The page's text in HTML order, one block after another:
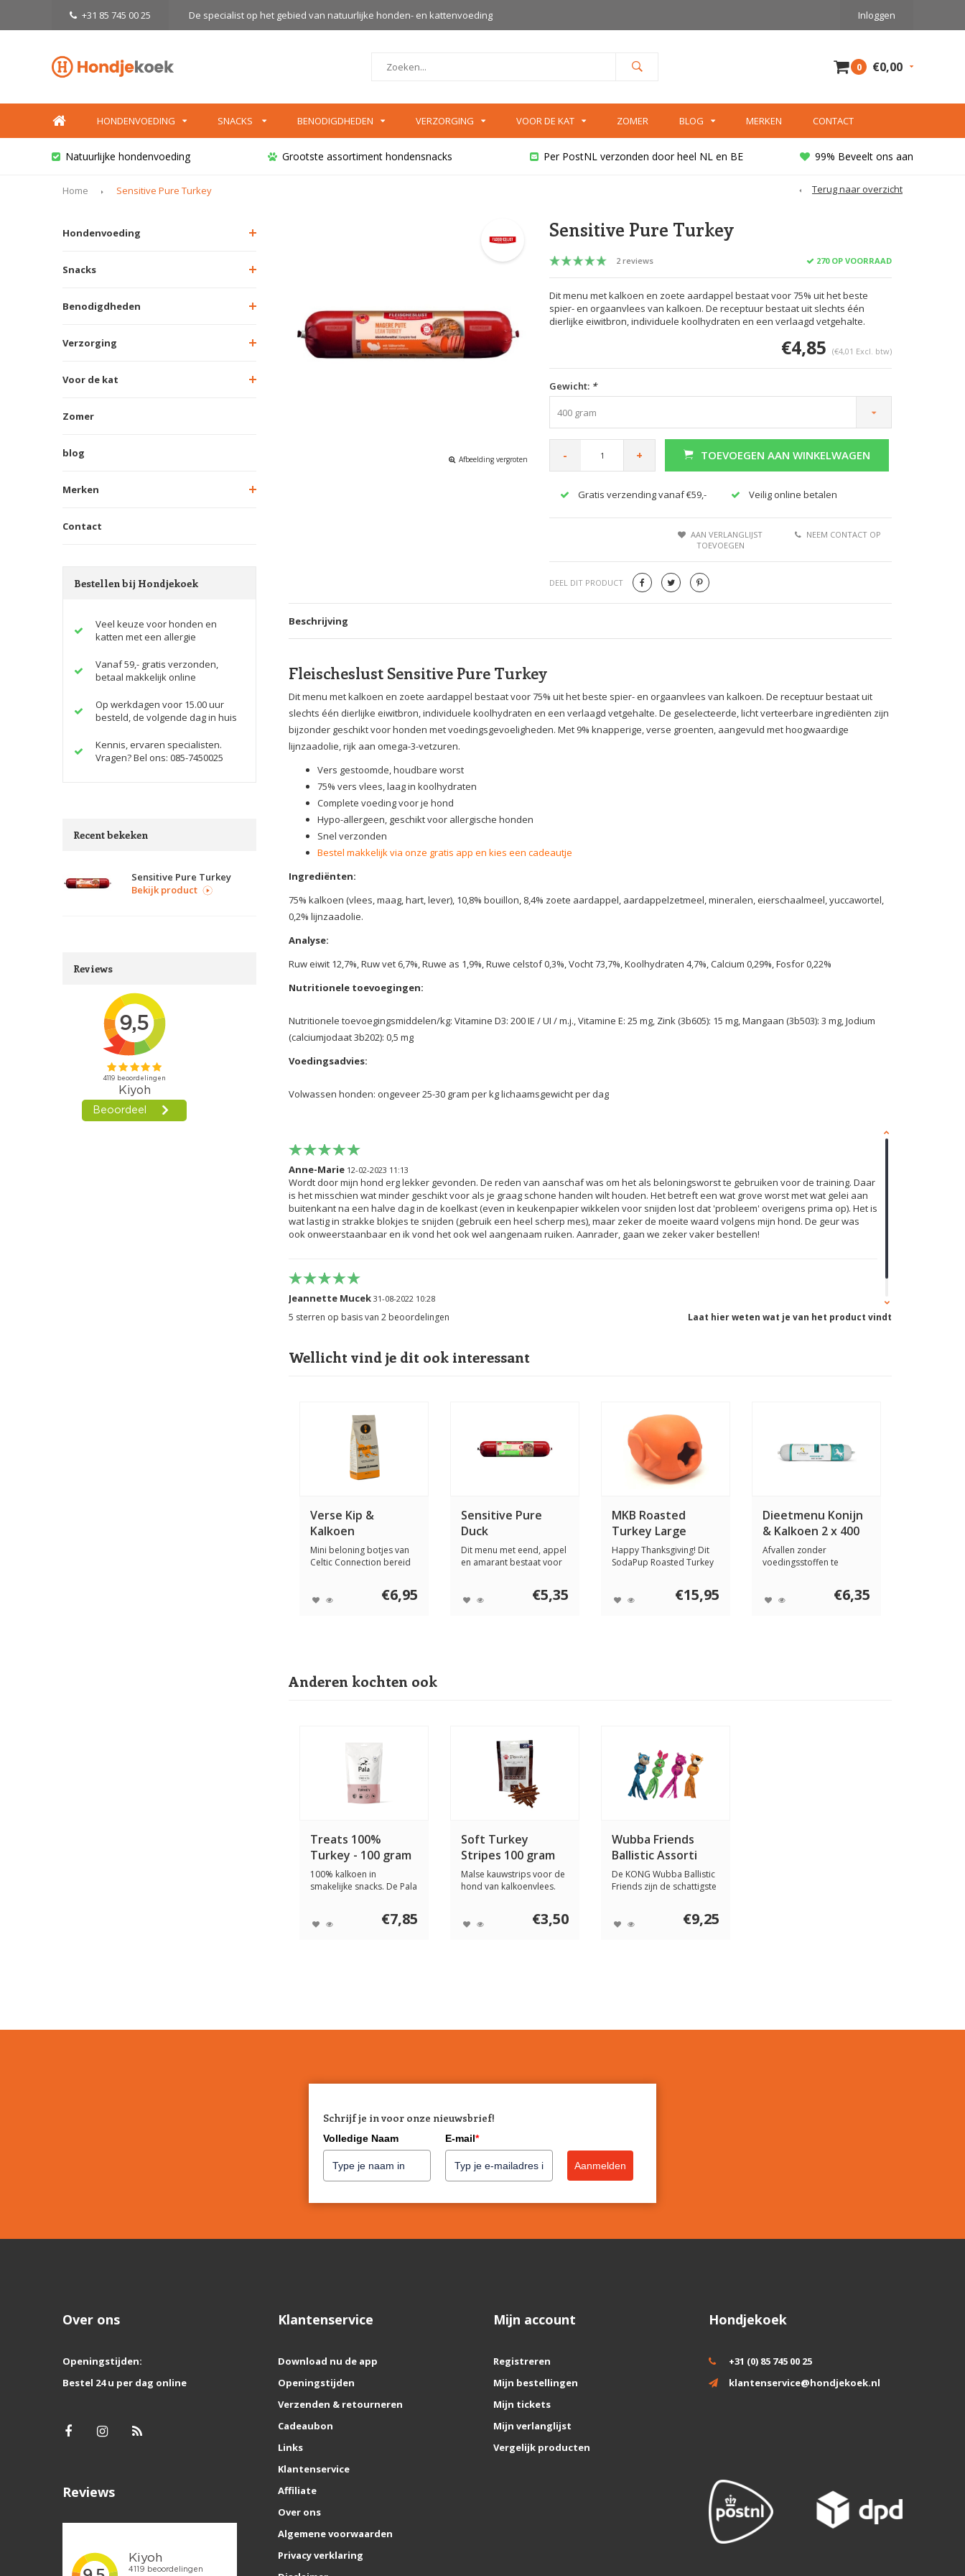
+31 85 745 00 25 De specialist op het gebied van natuurlijke honden- en kattenvoeding Inloggen
0 €0,00
HONDENVOEDING SNACKS BENODIGDHEDEN VERZORGING VOOR DE KAT ZOMER BLOG MERKEN CONTACT
Natuurlijke hondenvoeding Grootste assortiment hondensnacks Per PostNL verzonden door heel NL en BE 99% Beveelt ons aan
Home Sensitive Pure Turkey Terug naar overzicht
Hondenvoeding
Snacks
Benodigdheden
Verzorging
Voor de kat
Zomer
blog
Merken
Contact
Bestellen bij Hondjekoek
Veel keuze voor honden en
katten met een allergie
Vanaf 59,- gratis verzonden,
betaal makkelijk online
Op werkdagen voor 15.00 uur
besteld, de volgende dag in huis
Kennis, ervaren specialisten.
Vragen? Bel ons: 085-7450025
Recent bekeken
Sensitive Pure Turkey
Bekijk product
Reviews
Afbeelding vergroten
Sensitive Pure Turkey
2 reviews 270 OP VOORRAAD
Dit menu met kalkoen en zoete aardappel bestaat voor 75% uit het beste
spier- en orgaanvlees van kalkoen. De receptuur bestaat uit slechts één
dierlijke eiwitbron, individuele koolhydraten en een verlaagd vetgehalte.
€4,85 (€4,01 Excl. btw)
Gewicht: *
400 gram
- + TOEVOEGEN AAN WINKELWAGEN
Gratis verzending vanaf €59,- Veilig online betalen
AAN VERLANGLIJST
TOEVOEGEN
NEEM CONTACT OP
DEEL DIT PRODUCT
Beschrijving
Fleischeslust Sensitive Pure Turkey
Dit menu met kalkoen en zoete aardappel bestaat voor 75% uit het beste spier- en orgaanvlees van kalkoen. De receptuur bestaat uit
slechts één dierlijke eiwitbron, individuele koolhydraten en een verlaagd vetgehalte. De geselecteerde, licht verteerbare ingrediënten zijn
bijzonder geschikt voor honden met voedingsgevoeligheden. Met 9% knapperige, verse groenten, aangevuld met hoogwaardige
lijnzaadolie, rijk aan omega-3-vetzuren.
Vers gestoomde, houdbare worst
75% vers vlees, laag in koolhydraten
Complete voeding voor je hond
Hypo-allergeen, geschikt voor allergische honden
Snel verzonden
Bestel makkelijk via onze gratis app en kies een cadeautje
Ingrediënten:
75% kalkoen (vlees, maag, hart, lever), 10,8% bouillon, 8,4% zoete aardappel, aardappelzetmeel, mineralen, eierschaalmeel, yuccawortel,
0,2% lijnzaadolie.
Analyse:
Ruw eiwit 12,7%, Ruw vet 6,7%, Ruwe as 1,9%, Ruwe celstof 0,3%, Vocht 73,7%, Koolhydraten 4,7%, Calcium 0,29%, Fosfor 0,22%
Nutritionele toevoegingen:
Nutritionele toevoegingsmiddelen/kg: Vitamine D3: 200 IE / UI / m.j., Vitamine E: 25 mg, Zink (3b605): 15 mg, Mangaan (3b503): 3 mg, Jodium
(calciumjodaat 3b202): 0,5 mg
Voedingsadvies:
Volwassen honden: ongeveer 25-30 gram per kg lichaamsgewichtper dag
Anne-Marie 12-02-2023 11:13
Wordt door mijn hond erg lekker gevonden. De reden van aanschaf was om het als beloningsworst te gebruiken voor de training. Daar
is het misschien wat minder geschikt voor als je graag schone handen wilt houden. Het betreft een wat grove worst met wat gelei aan
buitenkant na een halve dag in de koelkast (even in keukenpapier wikkelen voor snijden lost dat 'probleem' overigens prima op). Het is
wat lastig in strakke blokjes te snijden (gebruik een heel scherp mes), maar zeker de moeite waard volgens mijn hond. De geur was
ook onweerstaanbaar en ik vond het ook wel aangenaam ruiken. Aanrader, gaan we zeker vaker bestellen!
Jeannette Mucek 31-08-2022 10:28
Goede kwaliteit volledig voer. De honden eten het graag. Het ruikt echt lekker en ziet er aantrekkelijk uit.Laat hier weten wat je van het product vindt
5 sterren op basis van 2 beoordelingen
Wellicht vind je dit ook interessant
Verse Kip &
Kalkoen
beloningen
Mini beloning botjes van
Celtic Connection bereid
€6,95
Sensitive Pure
Duck
Dit menu met eend, appel
en amarant bestaat voor
€5,35
MKB Roasted
Turkey Large
Happy Thanksgiving! Dit
SodaPup Roasted Turkey
€15,95
Dieetmenu Konijn
& Kalkoen 2 x 400
gram
Afvallen zonder
voedingsstoffen te
€6,35
Anderen kochten ook
Treats 100%
Turkey - 100 gram
100% kalkoen in
smakelijke snacks. De Pala
€7,85
Soft Turkey
Stripes 100 gram
Malse kauwstrips voor de
hond van kalkoenvlees.
€3,50
Wubba Friends
Ballistic Assorti
De KONG Wubba Ballistic
Friends zijn de schattigste
€9,25
Schrijf je in voor onze nieuwsbrief!
Volledige Naam E-mail*
Aanmelden
Over ons
Openingstijden:
Bestel 24 u per dag online
Reviews
Klantenservice
Download nu de app
Openingstijden
Verzenden & retourneren
Cadeaubon
Links
Klantenservice
Affiliate
Over ons
Algemene voorwaarden
Privacy verklaring
Mijn account
Registreren
Mijn bestellingen
Mijn tickets
Mijn verlanglijst
Vergelijk producten
Hondjekoek
+31 (0) 85 745 00 25
klantenservice@hondjekoek.nl